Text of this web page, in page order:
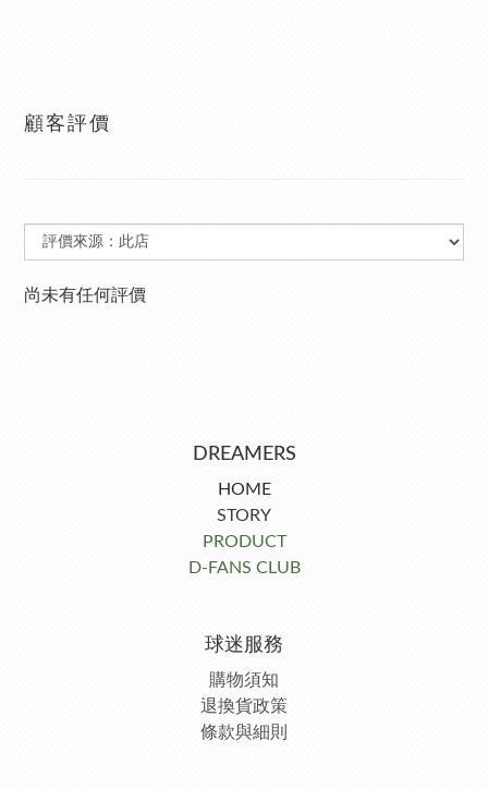
顧客評價
尚未有任何評價
DREAMERS
HOME
STORY
PRODUCT
D-FANS CLUB
球迷服務
購物須知
退換貨政策
條款與細則